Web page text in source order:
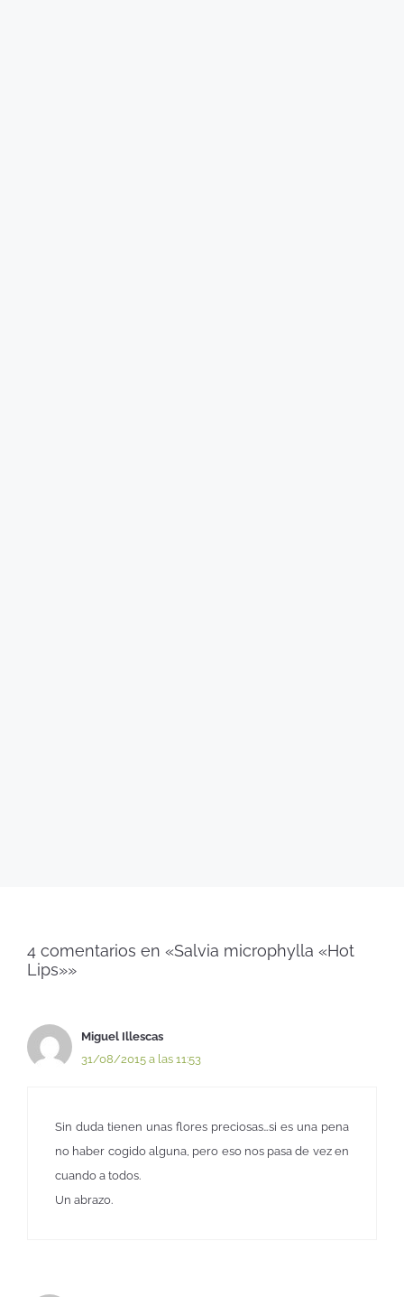
4 comentarios en «Salvia microphylla «Hot
Lips»»
Miguel Illescas
31/08/2015 a las 11:53
Sin duda tienen unas flores preciosas…si es una pena
no haber cogido alguna, pero eso nos pasa de vez en
cuando a todos.
Un abrazo.